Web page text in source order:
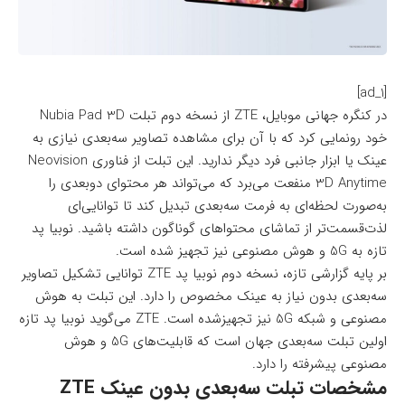
[ad_1]
در کنگره جهانی موبایل، ZTE از نسخه دوم تبلت Nubia Pad 3D
خود رونمایی کرد که با آن برای مشاهده تصاویر سه‌بعدی نیازی به
عینک یا ابزار جانبی فرد دیگر ندارید. این تبلت از فناوری Neovision
3D Anytime منفعت می‌برد که می‌تواند هر محتوای دوبعدی را
به‌صورت لحظه‌ای به فرمت سه‌بعدی تبدیل کند تا توانایی‌ای
لذت‌قسمت‌تر از تماشای محتواهای گوناگون داشته باشید. نوبیا پد
تازه به 5G و هوش مصنوعی نیز تجهیز شده است.
بر پایه گزارشی تازه
، نسخه دوم نوبیا پد ZTE توانایی تشکیل تصاویر
سه‌بعدی بدون نیاز به عینک مخصوص را دارد. این تبلت به هوش
مصنوعی و شبکه 5G نیز تجهیزشده است. ZTE می‌گوید نوبیا پد تازه
اولین تبلت سه‌بعدی جهان است که قابلیت‌های 5G و هوش
مصنوعی پیشرفته را دارد.
مشخصات تبلت سه‌بعدی بدون عینک ZTE